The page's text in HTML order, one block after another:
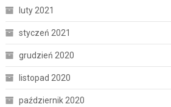
luty 2021
styczeń 2021
grudzień 2020
listopad 2020
październik 2020